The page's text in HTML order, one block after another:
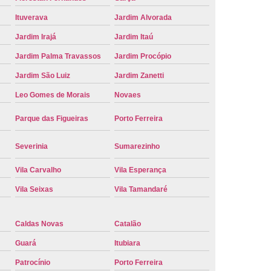
Carro Oficial
Placa de um Carro
Carro Ribeirão Preto
Placa Nova Carro
no Carro
Placa Vermelha de Carro
Veicular
Placa Veicular Amarela
Cinza
Placa Veicular Cravinhos
Nova
Placa Veicular Preta
de Placa Automotiva Cravinhos
Preto
Reforma de Placa Carro
Placa Automotiva
Reforma Placa Carro
Reformar Placa de Veículo
Serviço de Reforma de Placa Veicular
Troca de Placa Troca de Placa Carro
Ituverava Jardim Alvorada
Jardim Irajá Jardim Itaú
Jardim Palma Travassos Jardim Procópio
Jardim São Luiz Jardim Zanetti
Leo Gomes de Morais Novaes
Parque das Figueiras Porto Ferreira
Severinia Sumarezinho
Vila Carvalho Vila Esperança
Vila Seixas Vila Tamandaré
Caldas Novas Catalão
Guará Itubiara
Patrocínio Porto Ferreira